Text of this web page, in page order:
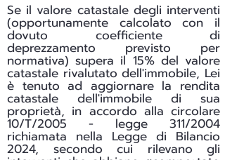
Se il valore catastale degli interventi
(opportunamente calcolato con il
dovuto coefficiente di
deprezzamento previsto per
normativa) supera il 15% del valore
catastale rivalutato dell'immobile, Lei
è tenuto ad aggiornare la rendita
catastale dell'immobile di sua
proprietà, in accordo alla circolare
10/T/2005 - legge 311/2004
richiamata nella Legge di Bilancio
2024, secondo cui rilevano gli